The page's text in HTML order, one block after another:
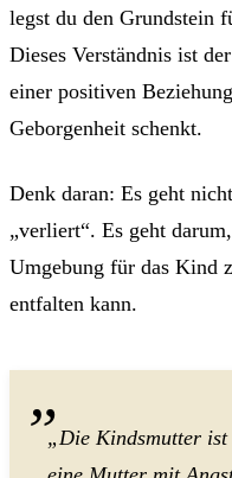
legst du den Grundstein
Dieses Verständnis ist
einer positiven
Geborgenheit schenkt.
Denk daran: Es geht
„verliert“. Es geht
Umgebung für das Kind
entfalten kann.
„Die Kindsmutter